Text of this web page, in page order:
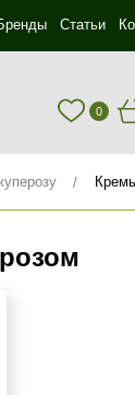
Статьи
0